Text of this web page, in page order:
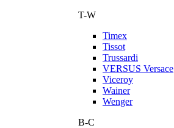
T-W
Timex
Tissot
Trussardi
VERSUS Versace
Viceroy
Wainer
Wenger
В-С